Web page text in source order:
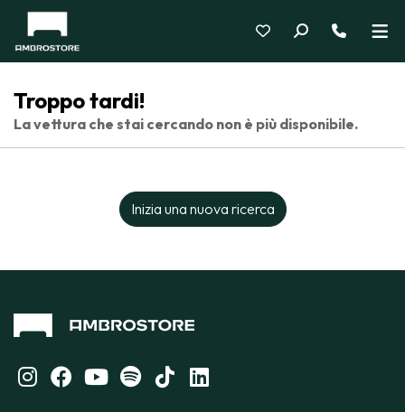
Troppo tardi!
La vettura che stai cercando non è più disponibile.
Inizia una nuova ricerca